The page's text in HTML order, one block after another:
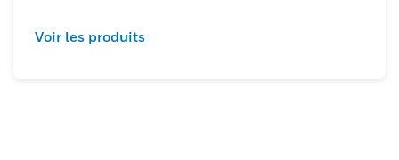
Voir les produits